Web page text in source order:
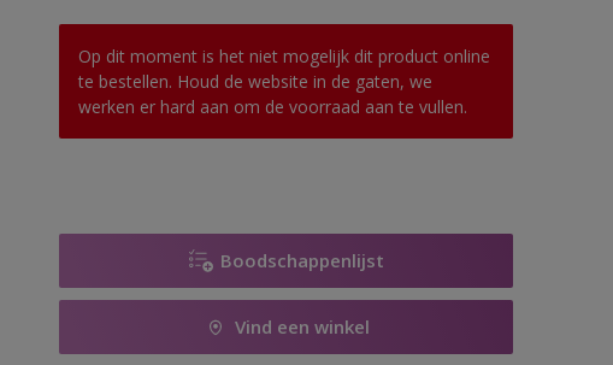
Op dit moment is het niet mogelijk dit product online
te bestellen. Houd de website in de gaten, we
werken er hard aan om de voorraad aan te vullen.
Boodschappenlijst
Vind een winkel